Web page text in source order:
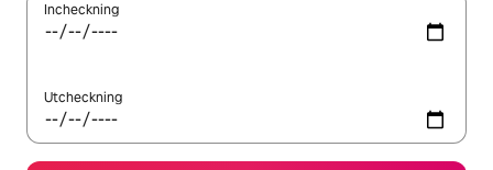
Incheckning
Utcheckning